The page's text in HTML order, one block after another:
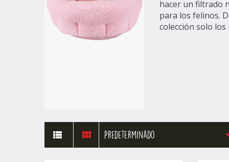
hacer un filtrado
para los felinos.
colección solo
Predeterminado